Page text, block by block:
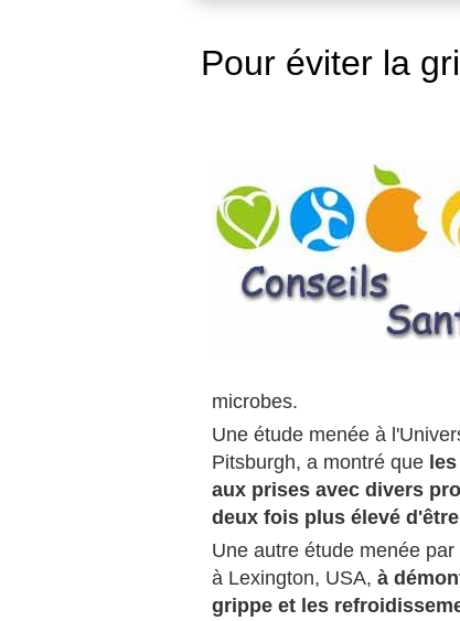
Pour éviter la
microbes.
Une étude menée à
Pitsburgh, a montré que
aux prises avec divers
deux fois plus élevé
Une autre étude menée
à Lexington, USA, à
grippe et les